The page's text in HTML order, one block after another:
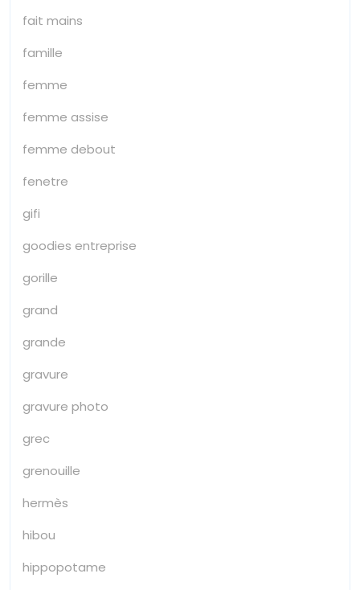
fait mains
famille
femme
femme assise
femme debout
fenetre
gifi
goodies entreprise
gorille
grand
grande
gravure
gravure photo
grec
grenouille
hermès
hibou
hippopotame